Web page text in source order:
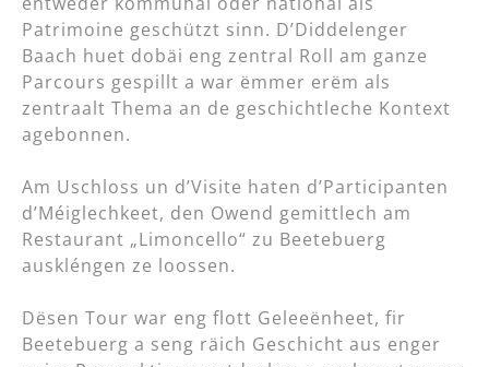
Patrimoine geschützt sinn. D’Diddelenger
Baach huet dobäi eng zentral Roll am ganze
Parcours gespillt a war ëmmer erëm als
zentraalt Thema an de geschichtleche Kontext
agebonnen.
Am Uschloss un d’Visite haten d’Participanten
d’Méiglechkeet, den Owend gemittlech am
Restaurant „Limoncello“ zu Beetebuerg
auskléngen ze loossen.
Dësen Tour war eng flott Geleeënheet, fir
Beetebuerg a seng räich Geschicht aus enger